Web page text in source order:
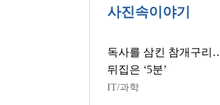
사진속이야기
독사를 삼킨 참개구리
뒤집은 ‘5분’
IT/과학